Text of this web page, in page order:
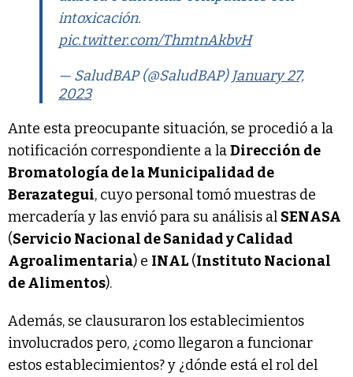
intoxicación.
pic.twitter.com/ThmtnAkbvH
— SaludBAP (@SaludBAP) January 27,
2023
Ante esta preocupante situación, se procedió a la
notificación correspondiente a laDirección de
Bromatología de la Municipalidad de
Berazategui, cuyo personal tomó muestras de
mercadería y las envió para su análisis al SENASA
(Servicio Nacional de Sanidad y Calidad
Agroalimentaria) e INAL (Instituto Nacional
de Alimentos).
Además, se clausuraron los establecimientos
involucrados pero, ¿como llegaron a funcionar
estos establecimientos? y ¿dónde está el rol del